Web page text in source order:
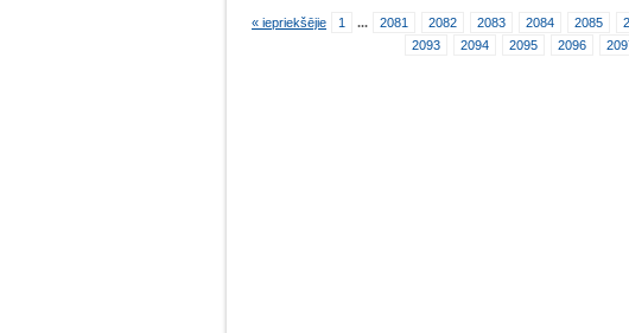
« iepriekšējie 1 ... 2081 2082 2083 2084 2085
2093
2094 2095 2096